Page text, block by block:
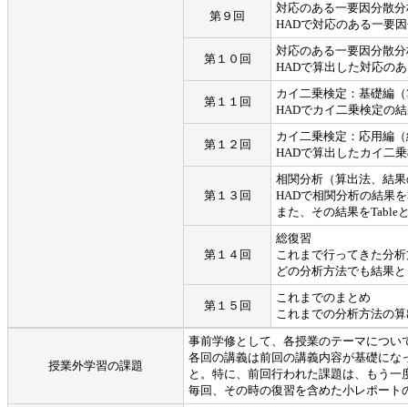
第９回
対応のある一要因分散
HADで対応のある一要
第１０回
対応のある一要因分散
HADで算出した対応の
第１１回
カイ二乗検定：基礎編
HADでカイ二乗検定の
第１２回
カイ二乗検定：応用編
HADで算出したカイ二
第１３回
相関分析（算出法、結
HADで相関分析の結果
また、その結果をTable
第１４回
総復習
これまで行ってきた分
どの分析方法でも結果
第１５回
これまでのまとめ
これまでの分析方法の
授業外学習の課題
事前学修として、各授業のテーマについ
各回の講義は前回の講義内容が基礎に
と。特に、前回行われた課題は、もう
毎回、その時の復習を含めた小レポー